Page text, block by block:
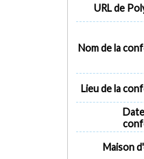
URL de
Nom de la
Lieu de la
Maison